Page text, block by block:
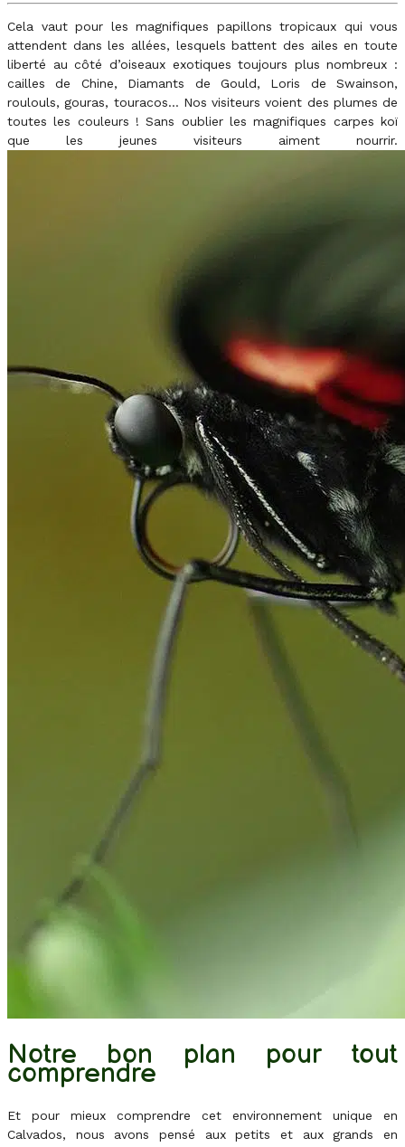
Cela vaut pour les magnifiques papillons tropicaux qui vous
attendent dans les allées, lesquels battent des ailes en toute
liberté au côté d’oiseaux exotiques toujours plus nombreux :
cailles de Chine, Diamants de Gould, Loris de Swainson,
roulouls, gouras, touracos… Nos visiteurs voient des plumes de
toutes les couleurs ! Sans oublier les magnifiques carpes koï
que les jeunes visiteurs aiment nourrir.
Notre bon plan pour tout
comprendre
Et pour mieux comprendre cet environnement unique en
Calvados, nous avons pensé aux petits et aux grands en